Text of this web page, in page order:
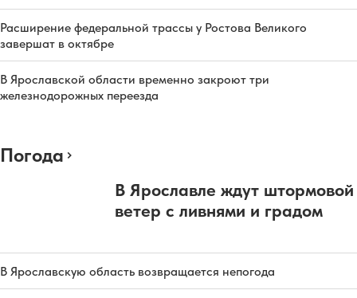
Расширение федеральной трассы у Ростова Великого
завершат в октябре
В Ярославской области временно закроют три
железнодорожных переезда
Погода
В Ярославле ждут штормовой
ветер с ливнями и градом
В Ярославскую область возвращается непогода